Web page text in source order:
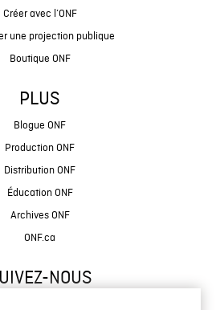
Créer avec l’ONF
une projection publique
Boutique ONF
PLUS
Blogue ONF
Production ONF
Distribution ONF
Éducation ONF
Archives ONF
ONF.ca
NOUS